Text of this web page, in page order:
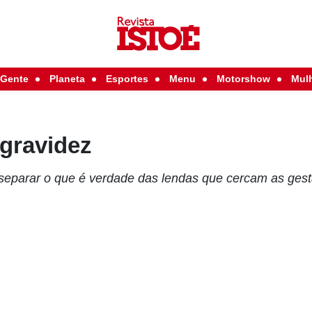
Gente Planeta Esportes Menu Motorshow
o que é verdade das lendas que cercam as